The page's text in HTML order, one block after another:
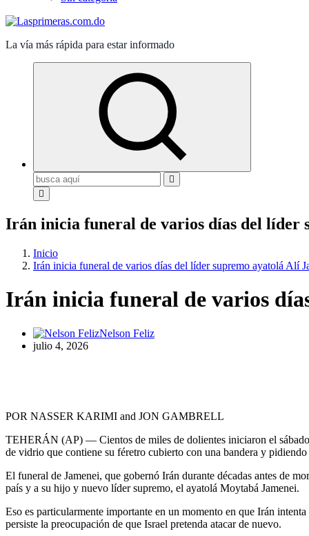
La vía más rápida para estar informado
Buscar:
Irán inicia funeral de varios días del líder
Inicio
Irán inicia funeral de varios días del líder supremo ayatolá Alí
Irán inicia funeral de varios
Nelson Feliz
julio 4, 2026
POR NASSER KARIMI and JON GAMBRELL
TEHERÁN (AP) — Cientos de miles de dolientes iniciaron el sábado
de vidrio que contiene su féretro cubierto con una bandera y
El funeral de Jamenei, que gobernó Irán durante décadas antes de
país y a su hijo y nuevo líder supremo, el ayatolá Moytabá Jamenei.
Eso es particularmente importante en un momento en que Irán
persiste la preocupación de que Israel pretenda atacar de nuevo.